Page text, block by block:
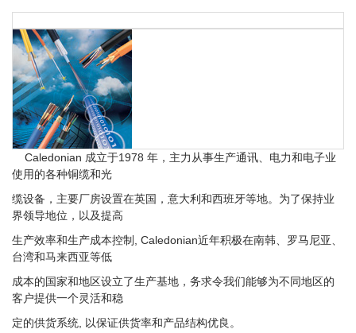
Caledonian 成立于1978 年，主力从事生产通讯、电力和电子业
使用的各种铜缆和光
缆设备，主要厂房设置在英国，意大利和西班牙等地。为了保持业
界领导地位，以及提高
生产效率和生产成本控制, Caledonian近年积极在南韩、罗马尼亚、
台湾和马来西亚等低
成本的国家和地区设立了生产基地，务求令我们能够为不同地区的
客户提供一个灵活和稳
定的供货系统, 以保证供货率和产品结构优良。